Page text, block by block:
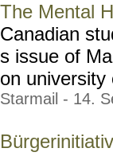
The Mental
Canadian
s issue of
on
Starmail - 14.